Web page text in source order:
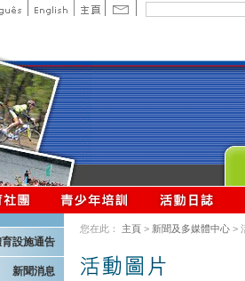
設施通告
新聞消息
您在此： 主頁 > 新聞及多媒體中心 >